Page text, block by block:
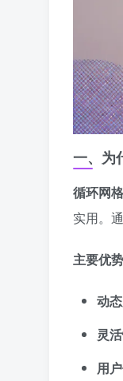
一、为
循环网
实用。
主要优
动
灵
用